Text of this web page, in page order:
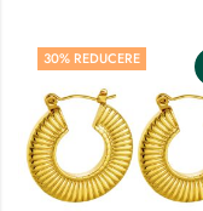
30% REDUCERE